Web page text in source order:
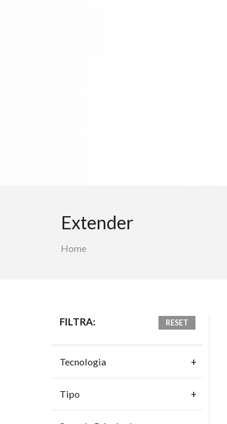
Extender
Home
FILTRA: RESET
Tecnologia
Tipo